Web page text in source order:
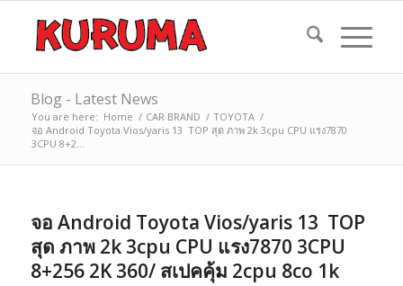
Blog - Latest News
You are here: Home / CAR BRAND / TOYOTA /
จอ Android Toyota Vios/yaris 13 TOP สุด ภาพ 2k 3cpu CPU แรง7870
3CPU 8+2...
จอ Android Toyota Vios/yaris 13 TOP
สุด ภาพ 2k 3cpu CPU แรง7870 3CPU
8+256 2K 360/ สเปคคุ้ม 2cpu 8co 1k